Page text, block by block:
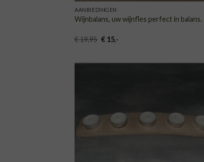
AANBIEDINGEN
Wijnbalans, uw wijnfles perfect in balans.
€19,95 Oorspronkelijke
€15Huidige
prijs
,-